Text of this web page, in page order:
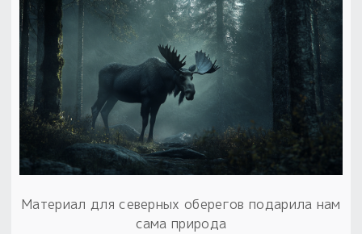
Пыльный сундучок
большое обновление
Товары со скидкой
Новинки
Товары недели
на заказ от 4 тыс. руб. со скидкой
Материал для северных оберегов подарила нам
сама природа